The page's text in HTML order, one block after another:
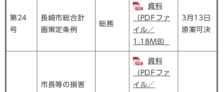
第24
号
長崎市総合計
画策定条例
総務
資料
（PDFファ
イル／
1.18MB）
3月13日
原案可決
市長等の損害
資料
（PDFファ
イル／